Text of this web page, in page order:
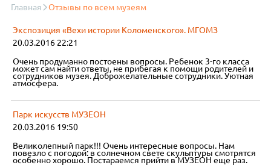
Главная Отзывы по всем музеям
Экспозиция «Вехи истории Коломенского». МГОМЗ
20.03.2016 22:21
Очень продуманно постоены вопросы. Ребенок 3-го класса
может сам найти ответы, не прибегая к помощи родителей и
сотрудников музея. Доброжелательные сотрудники. Уютная
атмосфера.
Парк искусств МУЗЕОН
20.03.2016 19:50
Великолепный парк!!! Очень интересные вопросы. Нам
повезло с погодой: в солнечном свете скульптуры смотрятся
особенно хорошо. Постараемся прийти в МУЗЕОН еще раз.